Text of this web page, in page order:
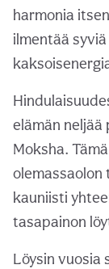
harmonia
ilmentää
elämän neljää
Moksha.
kauniisti
tasapainon
Löysin vuosia